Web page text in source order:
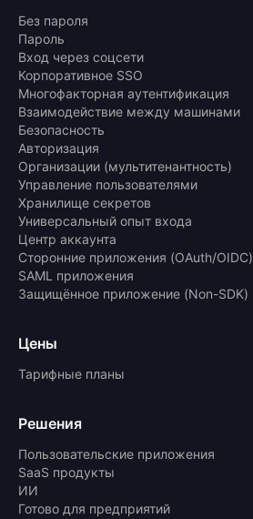
Без пароля
Пароль
Вход через соцсети
Корпоративное SSO
Многофакторная аутентификация
Взаимодействие между машинами
Безопасность
Авторизация
Организации (мультитенантность)
Управление пользователями
Хранилище секретов
Универсальный опыт входа
Центр аккаунта
Сторонние приложения (OAuth/OIDC)
SAML приложения
Защищённое приложение (Non-SDK)
Цены
Тарифные планы
Решения
Пользовательские приложения
SaaS продукты
ИИ
Готово для предприятий